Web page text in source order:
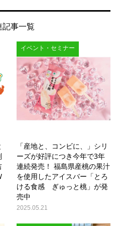
記事一覧
イベント・セミナー
「産地と、コンビに、」シリ
ーズが好評につき今年で3年
連続発売！ 福島県産桃の果汁
を使用したアイスバー「とろ
ける食感 ぎゅっと桃」が発
売中
2025.05.21